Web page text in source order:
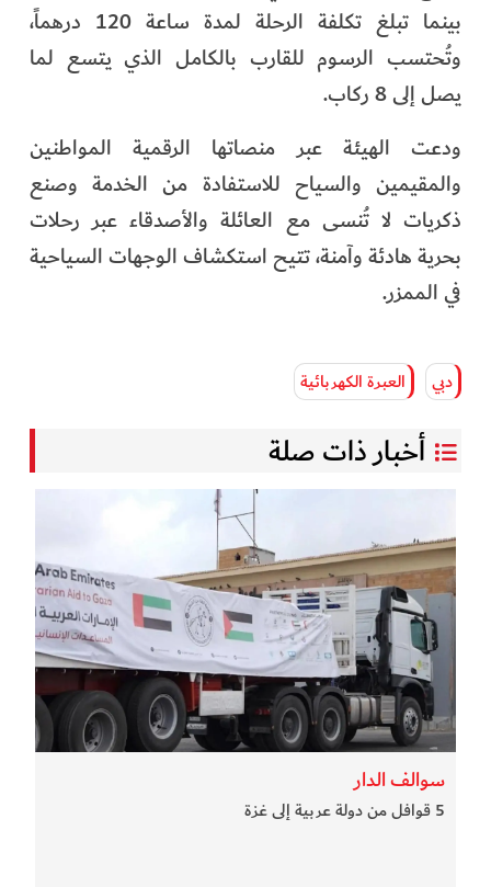
بينما تبلغ تكلفة الرحلة لمدة ساعة 120 درهماً،
وتُحتسب الرسوم للقارب بالكامل الذي يتسع لما
يصل إلى 8 ركاب.
ودعت الهيئة عبر منصاتها الرقمية المواطنين
والمقيمين والسياح للاستفادة من الخدمة وصنع
ذكريات لا تُنسى مع العائلة والأصدقاء عبر رحلات
بحرية هادئة وآمنة، تتيح استكشاف الوجهات السياحية
في الممزر.
دبي العبرة الكهربائية
أخبار ذات صلة
سوالف الدار
5 قوافل من دولة عربية إلى غزة